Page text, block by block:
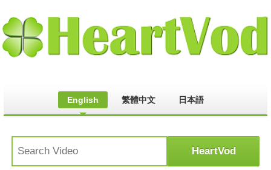
English 繁體中文 日本語